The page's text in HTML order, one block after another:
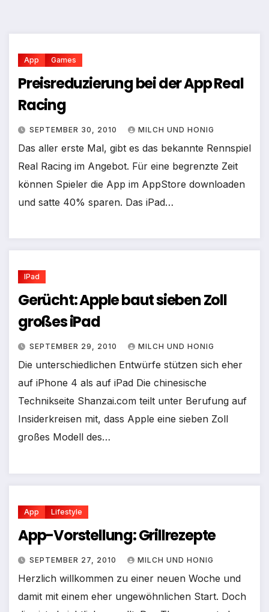
App Games
Preisreduzierung bei der App Real
Racing
SEPTEMBER 30, 2010 MILCH UND HONIG
Das aller erste Mal, gibt es das bekannte Rennspiel
Real Racing im Angebot. Für eine begrenzte Zeit
können Spieler die App im AppStore downloaden
und satte 40% sparen. Das iPad…
IPad
Gerücht: Apple baut sieben Zoll
großes iPad
SEPTEMBER 29, 2010 MILCH UND HONIG
Die unterschiedlichen Entwürfe stützen sich eher
auf iPhone 4 als auf iPad Die chinesische
Technikseite Shanzai.com teilt unter Berufung auf
Insiderkreisen mit, dass Apple eine sieben Zoll
großes Modell des…
App Lifestyle
App-Vorstellung: Grillrezepte
SEPTEMBER 27, 2010 MILCH UND HONIG
Herzlich willkommen zu einer neuen Woche und
damit mit einem eher ungewöhnlichen Start. Doch